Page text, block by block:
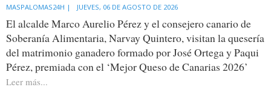
MASPALOMAS24H | JUEVES, 06 DE AGOSTO DE 2026
El alcalde Marco Aurelio Pérez y el consejero canario de
Soberanía Alimentaria, Narvay Quintero, visitan la quesería
del matrimonio ganadero formado por José Ortega y Paqui
Pérez, premiada con el ‘Mejor Queso de Canarias 2026’
Leer más...